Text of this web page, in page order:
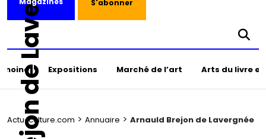
S'abonner
Expositions Marché de l’art Arts du livre
Actu-culture.com > Annuaire > Arnauld Brejon de Lavergnée